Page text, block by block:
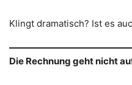
Klingt dramatisch? Ist es
Die Rechnung geht nicht